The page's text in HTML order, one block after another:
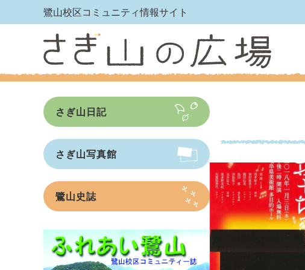
鷺山校区コミュニティ情報サイト
さぎ山日記
さぎ山写真館
鷺山史誌